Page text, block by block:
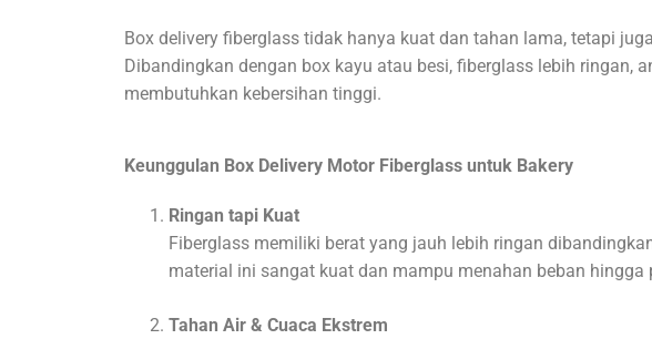
Box delivery fiberglass tidak hanya kuat dan tahan lama, tetapi
Dibandingkan dengan box kayu atau besi, fiberglass lebih
membutuhkan kebersihan tinggi.
Keunggulan Box Delivery Motor Fiberglass untuk Bakery
Ringan tapi Kuat
Fiberglass memiliki berat yang jauh lebih ringan
material ini sangat kuat dan mampu menahan beban hingga
Tahan Air & Cuaca Ekstrem